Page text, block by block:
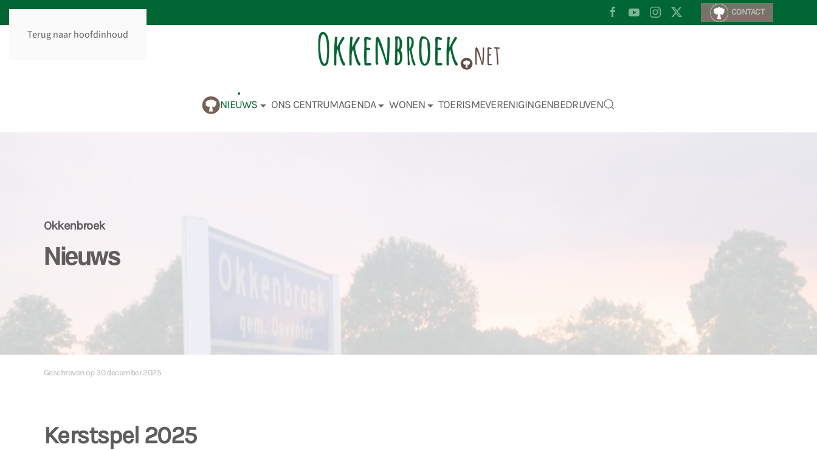
Terug naar hoofdinhoud
CONTACT
NIEUWS ONS CENTRUMAGENDA WONEN TOERISMEVERENIGINGENBEDRIJVEN
Okkenbroek
Nieuws
Geschreven op30 december 2025.
Kerstspel 2025